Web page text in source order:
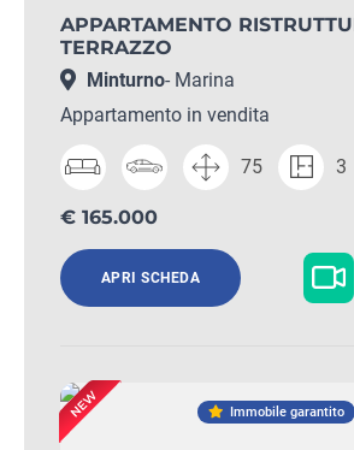
APPARTAMENTO
TERRAZZO
Minturno- Marina
Appartamento in vendita
75 3
€ 165.000
APRI SCHEDA
Immobile garantito